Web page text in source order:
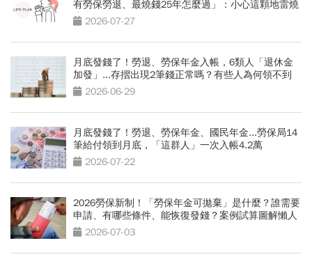
有勞保勞退、最燒錢25年怎麼過」：小心這顆地雷燒
光存款
2026-07-27
月底發錢了！勞退、勞保年金入帳，6類人「退休金
加發」...存摺出現2筆錢正常嗎？有些人為何領不到
2026-06-29
月底發錢了！勞退、勞保年金、國民年金...勞保局14
筆給付領到月底，「這群人」一次入帳4.2萬
2026-07-22
2026勞保新制！「勞保年金可拋棄」是什麼？誰需要
申請、有哪些條件、能恢復發錢？案例試算圖解懶人
包 2026-07-03